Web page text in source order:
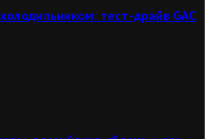
тест-драйв GAC